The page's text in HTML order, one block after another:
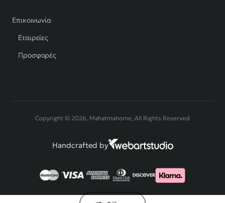
Επικοινωνία
Εταιρείες
Προσφορές
Copyright © 2026, Mahatmahome, All Rights Reserved
Handcrafted by